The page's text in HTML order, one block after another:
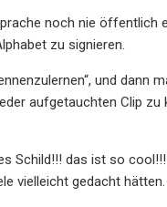
noch nie
zu signieren.
und
aufgetauchten Clip
Schild!!! das ist so
vielleicht gedacht hätten.